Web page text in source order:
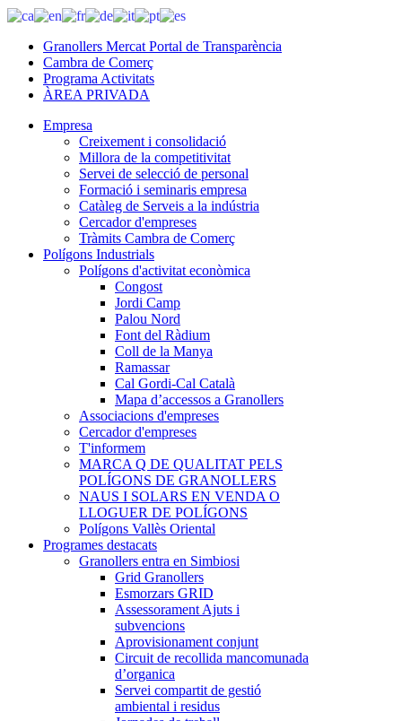
Granollers Mercat Portal de Transparència
Cambra de Comerç
Programa Activitats
ÀREA PRIVADA
Empresa
Creixement i consolidació
Millora de la competitivitat
Servei de selecció de personal
Formació i seminaris empresa
Catàleg de Serveis a la indústria
Cercador d'empreses
Tràmits Cambra de Comerç
Polígons Industrials
Polígons d'activitat econòmica
Congost
Jordi Camp
Palou Nord
Font del Ràdium
Coll de la Manya
Ramassar
Cal Gordi-Cal Català
Mapa d’accessos a Granollers
Associacions d'empreses
Cercador d'empreses
T'informem
MARCA Q DE QUALITAT PELS
POLÍGONS DE GRANOLLERS
NAUS I SOLARS EN VENDA O
LLOGUER DE POLÍGONS
Polígons Vallès Oriental
Programes destacats
Granollers entra en Simbiosi
Grid Granollers
Esmorzars GRID
Assessorament Ajuts i
subvencions
Aprovisionament conjunt
Circuit de recollida mancomunada
d’organica
Servei compartit de gestió
ambiental i residus